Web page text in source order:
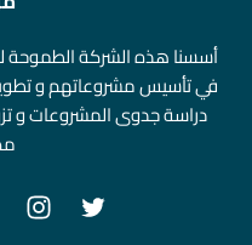
أسسنا هذه الشركة الطموحة
في تأسيس مشروعاتهم و
دراسة جدوى المشروعات و